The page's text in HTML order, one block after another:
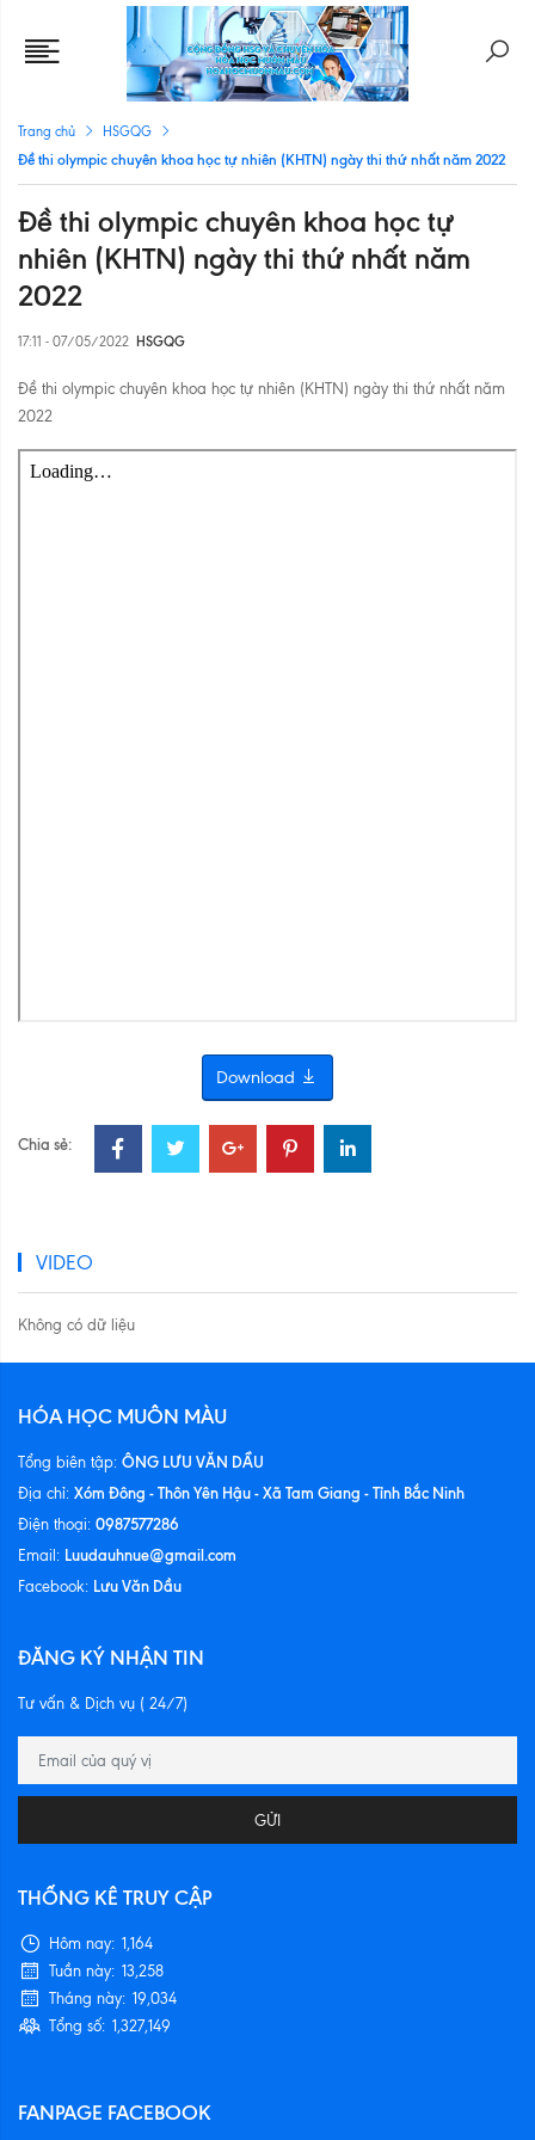
Trang chủ HSGQG
Đề thi olympic chuyên khoa học tự nhiên (KHTN) ngày thi thứ nhất năm 2022
Đề thi olympic chuyên khoa học tự
nhiên (KHTN) ngày thi thứ nhất năm
2022
17:11 - 07/05/2022 HSGQG
Đề thi olympic chuyên khoa học tự nhiên (KHTN) ngày thi thứ nhất năm
2022
Download
Chia sẻ:
VIDEO
Không có dữ liệu
HÓA HỌC MUÔN MÀU
Tổng biên tập: ÔNG LƯU VĂN DẦU
Địa chỉ: Xóm Đông - Thôn Yên Hậu - Xã Tam Giang - Tỉnh Bắc Ninh
Điện thoại: 0987577286
Email: Luudauhnue@gmail.com
Facebook: Lưu Văn Dầu
ĐĂNG KÝ NHẬN TIN
Tư vấn & Dịch vụ ( 24/7)
GỬI
THỐNG KÊ TRUY CẬP
Hôm nay: 1,164
Tuần này: 13,258
Tháng này: 19,034
Tổng số: 1,327,149
FANPAGE FACEBOOK